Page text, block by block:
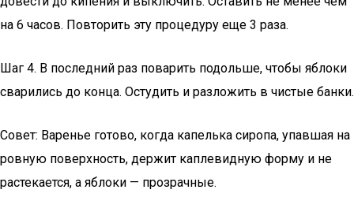
на 6 часов. Повторить эту процедуру еще 3 раза.
Шаг 4. В последний раз поварить подольше, чтобы яблоки
сварились до конца. Остудить и разложить в чистые банки.
Совет: Варенье готово, когда капелька сиропа, упавшая на
ровную поверхность, держит каплевидную форму и не
растекается, а яблоки — прозрачные.